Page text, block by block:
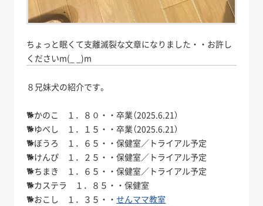
ちょっと眠くて支離滅裂な文章になりました・・お許し
くださいm(_ _)m
８兄妹犬の紹介です。
🐕️かのこ １．８０・・卒業（2025.6.21）
🐕️ゆべし １．１５・・卒業（2025.6.21）
🐕️ぼうろ １．６５・・保健室／トライアル予定
🐕️けんぴ １．２５・・保健室／トライアル予定
🐕️ちまき １．６５・・保健室／トライアル予定
🐕️カステラ １．８５・・保健室
🐕️おこし １．３５・・せんママ教室